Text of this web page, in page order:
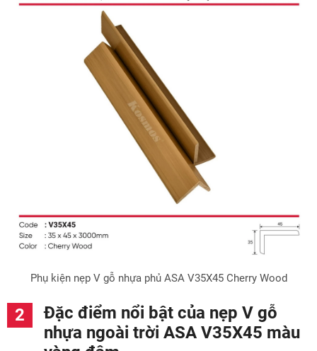
Phụ kiện nẹp V gỗ nhựa phủ ASA V35X45 Cherry Wood
Đặc điểm nổi bật của nẹp V gỗ
nhựa ngoài trời ASA V35X45 màu